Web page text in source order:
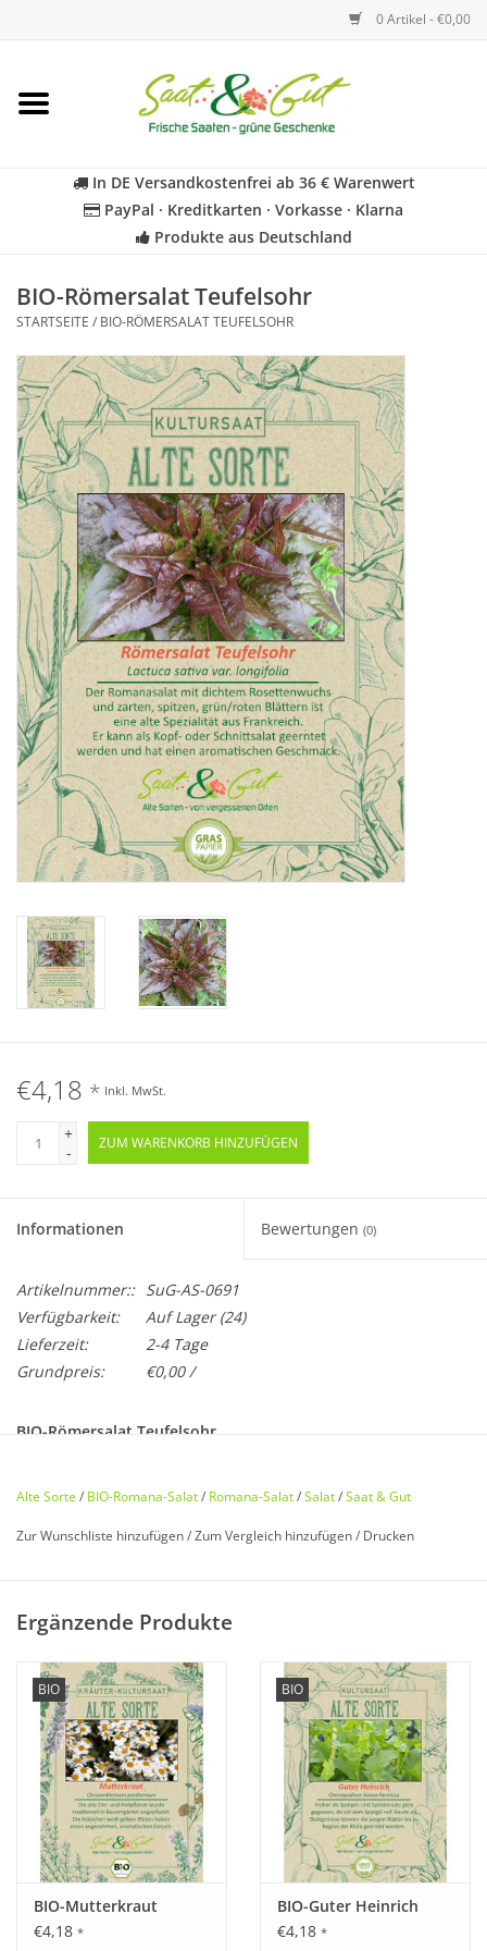
0 Artikel - €0,00
Startseite
Kräuter
Für Kinder
Geschenkideen
Katalog
In DE Versandkostenfrei ab 36 € Warenwert
PayPal · Kreditkarten · Vorkasse · Klarna
Produkte aus Deutschland
BIO-Römersalat Teufelsohr
STARTSEITE / BIO-RÖMERSALAT TEUFELSOHR
€4,18 * Inkl. MwSt.
+
-
ZUM WARENKORB HINZUFÜGEN
Informationen Bewertungen (0)
Artikelnummer:: SuG-AS-0691
Verfügbarkeit:
Auf Lager(24)
Lieferzeit:
2-4 Tage
Grundpreis:
€0,00 /
BIO-Römersalat Teufelsohr
Saatgut für Forschungszwecke
Historisches Saatgut von Saat & Gutin
Graspapierbeuteln
Entdecken Sie unseren seltenen
historischen
Blattsalatwieder, der fast in Vergessenheit geraten ist!
Der Romanasalat mitdichtem Rosettenwuchs undzarten,
spitzen,grün/rotenBlättern ist eine alteSpezialitätaus
Frankreich.
Er kann als Kopf- oder Schnittsalat geerntet werden und hat
Alte Sorte / BIO-Romana-Salat/ Romana-Salat/Salat/Saat & Gut
Zur Wunschliste hinzufügen/Zum Vergleich hinzufügen/ Drucken
Ergänzende Produkte
BIO
BIO-Mutterkraut
€4,18 *
BIO
BIO-Guter Heinrich
€4,18 *